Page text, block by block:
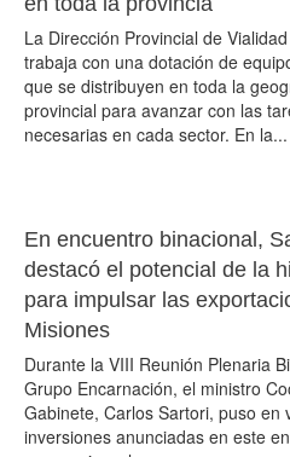
La Dirección Provincial de
trabaja con una dotación de
que se distribuyen en toda la
provincial para avanzar con las
necesarias en cada sector. En
En encuentro binacional,
destacó el potencial de la
para impulsar las
Misiones
Durante la VIII Reunión Plenaria
Grupo Encarnación, el ministro
Gabinete, Carlos Sartori, puso en
inversiones anunciadas en este